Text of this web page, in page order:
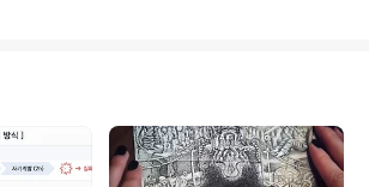
공연을 찾은 것에 보람을 느끼
간인 에서 그림전시회를 진행하
공연은 참 인상적이었습니다.
서 황보령의 음악이 빛을 발하
다만(아프리카의 재즈음악과 국